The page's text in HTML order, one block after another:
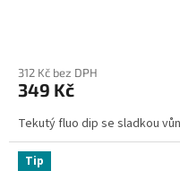
312 Kč bez DPH
349 Kč
Tekutý fluo dip se sladkou
Tip